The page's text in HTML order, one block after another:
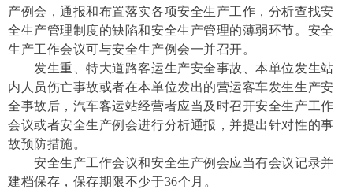
产例会，通报和布置落实各项安全生产工作，分析查找安
全生产管理制度的缺陷和安全生产管理的薄弱环节。安全
生产工作会议可与安全生产例会一并召开。
发生重、特大道路客运生产安全事故、本单位发生站
内人员伤亡事故或者在本单位发出的营运客车发生生产安
全事故后，汽车客运站经营者应当及时召开安全生产工作
会议或者安全生产例会进行分析通报，并提出针对性的事
故预防措施。
安全生产工作会议和安全生产例会应当有会议记录并
建档保存，保存期限不少于36个月。